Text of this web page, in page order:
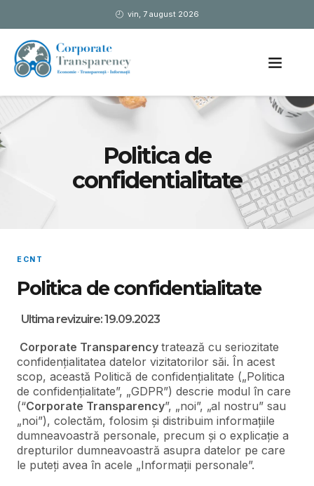
vin, 7 august 2026
Politica de
confidentialitate
ECNT
Politica de confidentialitate
Ultima revizuire:19.09.2023
Corporate Transparency tratează cu seriozitate
confidențialitatea datelor vizitatorilor săi. În acest
scop, această Politică de confidențialitate („Politica
de confidențialitate”, „GDPR”) descrie modul în care
(“Corporate Transparency”, „noi”, „al nostru” sau
„noi”), colectăm, folosim și distribuim informațiile
dumneavoastră personale, precum și o explicație a
drepturilor dumneavoastră asupra datelor pe care
le puteți avea în acele „Informații personale”.